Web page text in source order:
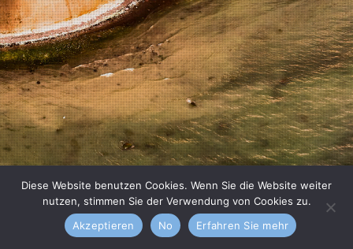
Diese Website benutzen Cookies. Wenn Sie die Website weiter
nutzen, stimmen Sie der Verwendung von Cookies zu.
Akzeptieren
No Erfahren Sie mehr